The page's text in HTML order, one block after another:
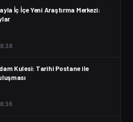
İç İçe Yeni Araştırma Merkezi:
Kulesi: Tarihi Postane ile